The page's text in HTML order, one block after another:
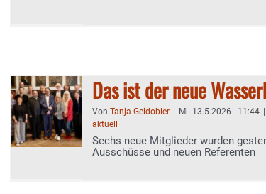
Das ist der neue
Von Tanja Geidobler Mi. 13.5.2026 - 11:44
aktuell
Sechs neue Mitglieder wurden
Ausschüsse und neuen Referenten